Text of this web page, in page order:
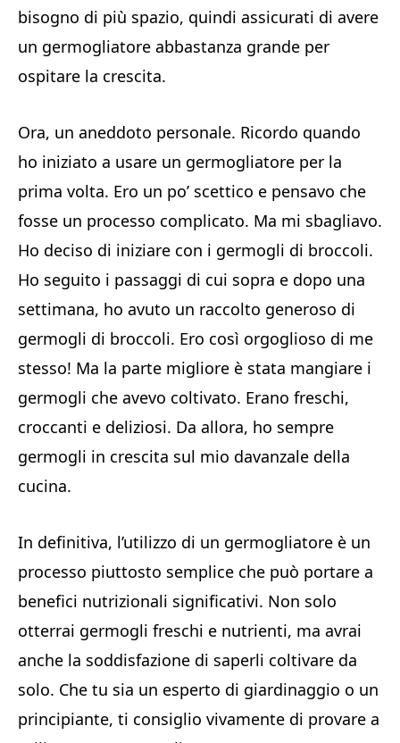
bisogno di più spazio, quindi assicurati di avere
un germogliatore abbastanza grande per
ospitare la crescita.
Ora, un aneddoto personale. Ricordo quando
ho iniziato a usare un germogliatore per la
prima volta. Ero un po’ scettico e pensavo che
fosse un processo complicato. Ma mi sbagliavo.
Ho deciso di iniziare con i germogli di broccoli.
Ho seguito i passaggi di cui sopra e dopo una
settimana, ho avuto un raccolto generoso di
germogli di broccoli. Ero così orgoglioso di me
stesso! Ma la parte migliore è stata mangiare i
germogli che avevo coltivato. Erano freschi,
croccanti e deliziosi. Da allora, ho sempre
germogli in crescita sul mio davanzale della
cucina.
In definitiva, l’utilizzo di un germogliatore è un
processo piuttosto semplice che può portare a
benefici nutrizionali significativi. Non solo
otterrai germogli freschi e nutrienti, ma avrai
anche la soddisfazione di saperli coltivare da
solo. Che tu sia un esperto di giardinaggio o un
principiante, ti consiglio vivamente di provare a